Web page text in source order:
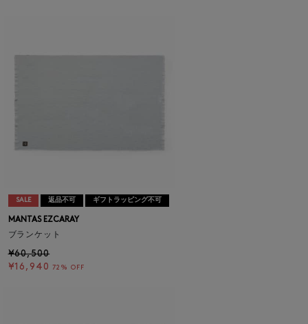
SALE 返品不可 ギフトラッピング不可
MANTAS EZCARAY
ブランケット
¥60,500
¥16,940 72% OFF